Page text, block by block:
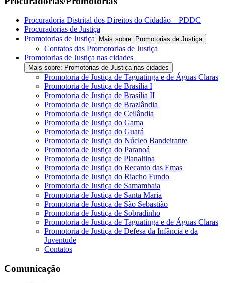
Procuradoria Distrital dos Direitos do Cidadão – PDDC
Procuradorias de Justiça
Promotorias de Justiça
Mais sobre: Promotorias de Justiça
Contatos das Promotorias de Justiça
Promotorias de Justiça nas cidades
Mais sobre: Promotorias de Justiça nas cidades
Promotoria de Justiça de Taguatinga e de Águas Claras
Promotoria de Justiça de Brasília I
Promotoria de Justiça de Brasília II
Promotoria de Justiça de Brazlândia
Promotoria de Justiça de Ceilândia
Promotoria de Justiça do Gama
Promotoria de Justiça do Guará
Promotoria de Justiça do Núcleo Bandeirante
Promotoria de Justiça do Paranoá
Promotoria de Justiça de Planaltina
Promotoria de Justiça do Recanto das Emas
Promotoria de Justiça do Riacho Fundo
Promotoria de Justiça de Samambaia
Promotoria de Justiça de Santa Maria
Promotoria de Justiça de São Sebastião
Promotoria de Justiça de Sobradinho
Promotoria de Justiça de Taguatinga e de Águas Claras
Promotoria de Justiça de Defesa da Infância e da
Juventude
Contatos
Comunicação